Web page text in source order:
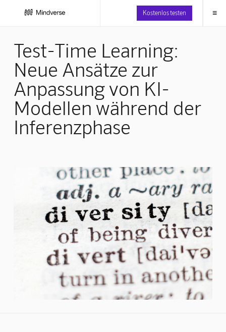
Kostenlos testen ≡
Test-Time Learning:
Neue Ansätze zur
Anpassung von KI-
Modellen während der
Inferenzphase